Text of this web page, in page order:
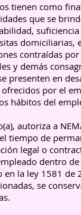
tienen como
que se
contraídas
y demás
presenten en
por el
hábitos del
autoriza a
tiempo de
legal o
dentro
en la ley 1581 de
se